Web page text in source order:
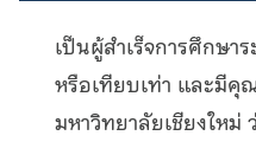
เป็นผู้สำเร็จการศึกษ
หรือเทียบเท่า และมี
มหาวิทยาลัยเชียงใหม่